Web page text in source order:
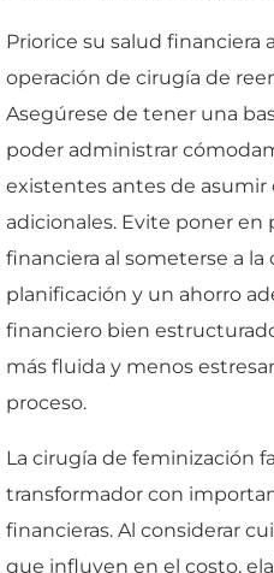
Priorice su salud financiera
operación de cirugía de
Asegúrese de tener una
poder administrar
existentes antes de asumir
adicionales. Evite poner en
financiera al someterse a
planificación y un ahorro
financiero bien
más fluida y menos
proceso.
La cirugía de feminización
transformador con
financieras. Al considerar
que influyen en el costo,